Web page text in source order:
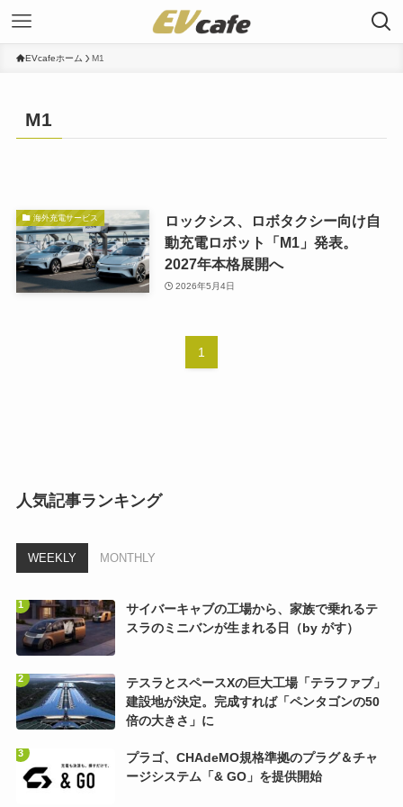
EVcafeホーム M1
M1
海外充電サービス
ロックシス、ロボタクシー向け自
動充電ロボット「M1」発表。
2027年本格展開へ
2026年5月4日
1
人気記事ランキング
WEEKLY MONTHLY
サイバーキャブの工場から、家族で乗れるテ
スラのミニバンが生まれる日（by がす）
テスラとスペースXの巨大工場「テラファブ」
建設地が決定。完成すれば「ペンタゴンの50
倍の大きさ」に
プラゴ、CHAdeMO規格準拠のプラグ＆チャ
ージシステム「& GO」を提供開始